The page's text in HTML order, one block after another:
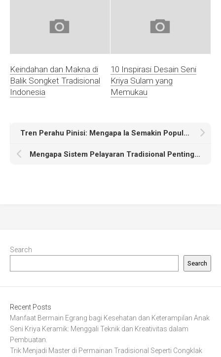
Keindahan dan Makna di
Balik Songket Tradisional
Indonesia
10 Inspirasi Desain Seni
Kriya Sulam yang
Memukau
Tren Perahu Pinisi: Mengapa Ia Semakin Populer di Kalangan Wisatawan
Mengapa Sistem Pelayaran Tradisional Penting untuk Generasi Mendatang?
Search
Search
Recent Posts
Manfaat Bermain Egrang bagi Kesehatan dan Keterampilan Anak
Seni Kriya Keramik: Menggali Teknik dan Kreativitas dalam
Pembuatan.
Trik Menjadi Master di Permainan Tradisional Seperti Congklak